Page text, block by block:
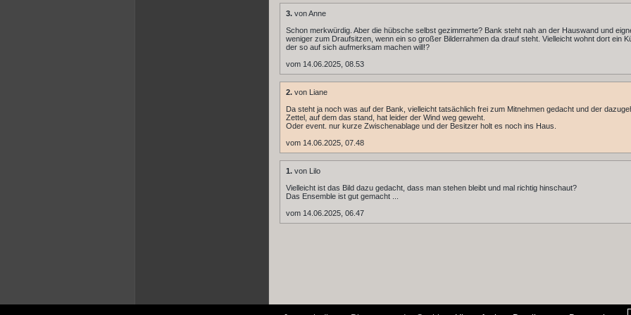
3. von Anne
Schon merkwürdig. Aber die hübsche selbst gezimmerte? Bank steht nah an der Hauswand und
weniger zum Draufsitzen, wenn ein so großer Bilderrahmen da drauf steht. Vielleicht wohnt dort ein
der so auf sich aufmerksam machen will!?
vom 14.06.2025, 08.53
2. von Liane
Da steht ja noch was auf der Bank, vielleicht tatsächlich frei zum Mitnehmen gedacht und der
Zettel, auf dem das stand, hat leider der Wind weg geweht.
Oder event. nur kurze Zwischenablage und der Besitzer holt es noch ins Haus.
vom 14.06.2025, 07.48
1. von Lilo
Vielleicht ist das Bild dazu gedacht, dass man stehen bleibt und mal richtig hinschaut?
Das Ensemble ist gut gemacht ...
vom 14.06.2025, 06.47